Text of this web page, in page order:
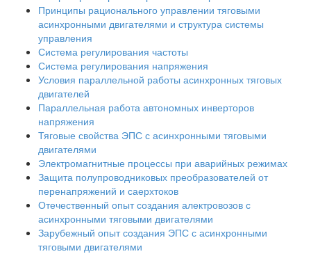
Принципы рационального управлении тяговыми
асинхронными двигателями и структура системы
управления
Система регулирования частоты
Система регулирования напряжения
Условия параллельной работы асинхронных тяговых
двигателей
Параллельная работа автономных инверторов
напряжения
Тяговые свойства ЭПС с асинхронными тяговыми
двигателями
Электромагнитные процессы при аварийных режимах
Защита полупроводниковых преобразователей от
перенапряжений и саерхтоков
Отечественный опыт создания алектровозов с
асинхронными тяговыми двигателями
Зарубежный опыт создания ЭПС с асинхронными
тяговыми двигателями